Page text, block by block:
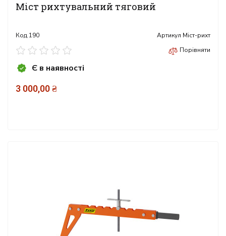
Міст рихтувальний тяговий
Код 190 Артикул Міст-рихт
Порівняти
Є в наявності
3 000,00 ₴